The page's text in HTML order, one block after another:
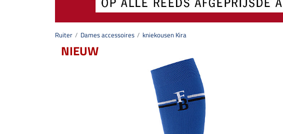
Ruiter Dames accessoires kniekousen Kira
NIEUW